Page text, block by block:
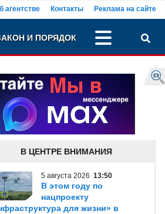
агентстве Контакты Реклама на сайте
И ПОРЯДОК
В ЦЕНТРЕ ВНИМАНИЯ
5 августа 2026 13:50
В этом году по
нацпроекту
для жизни» в